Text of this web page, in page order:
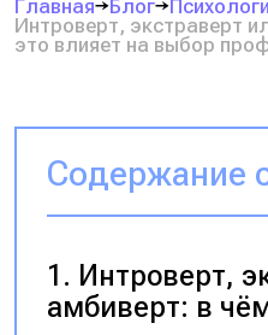
Главная Блог
Интроверт, экстраверт
это влияет на выбор
Содержание
Интроверт,
амбиверт: в